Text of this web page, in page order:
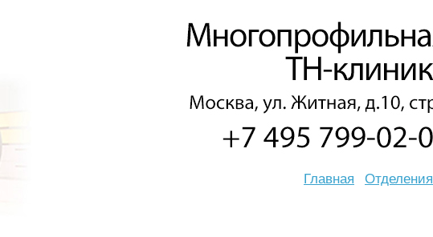
Главная Отделения